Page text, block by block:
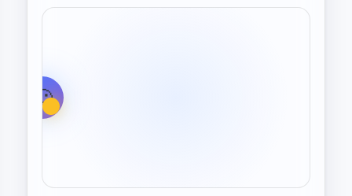
🙂